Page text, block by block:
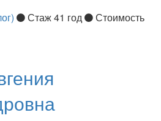
Стаж 41 год
Стоимость